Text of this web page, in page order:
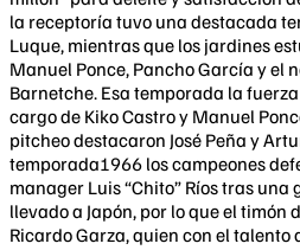
la receptoría tuvo una destacada
Luque, mientras que los jardines
Manuel Ponce, Pancho García y el
Barnetche. Esa temporada la
cargo de Kiko Castro y Manuel
pitcheo destacaron José Peña y
temporada1966 los campeones
manager Luis “Chito” Ríos tras
llevado a Japón, por lo que el timón
Ricardo Garza, quien con el talento